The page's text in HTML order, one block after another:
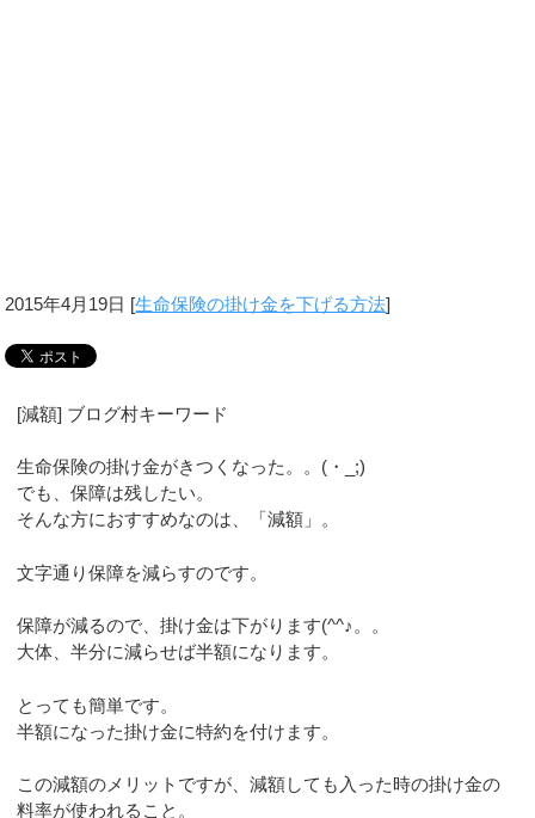
2015年4月19日 [生命保険の掛け金を下げる方法]
[減額] ブログ村キーワード
生命保険の掛け金がきつくなった。。(・_;)
でも、保障は残したい。
そんな方におすすめなのは、「減額」。
文字通り保障を減らすのです。
保障が減るので、掛け金は下がります(^^♪。。
大体、半分に減らせば半額になります。
とっても簡単です。
半額になった掛け金に特約を付けます。
この減額のメリットですが、減額しても入った時の掛け金の
料率が使われること。